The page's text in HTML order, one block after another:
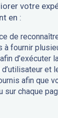
votre
en :
de
à fournir
d’exécuter
et
afin que
sur chaque